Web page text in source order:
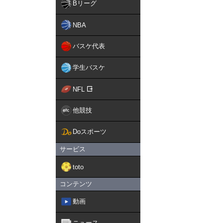
Bリーグ
NBA
バスケ代表
学生バスケ
NFL
他競技
Doスポーツ
サービス
toto
コンテンツ
動画